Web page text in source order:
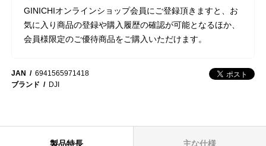
GINICHIオンラインショップ会員にご登録頂きますと、お
気に入り商品の登録や購入履歴の確認が可能となるほか、
会員様限定のご優待商品をご購入いただけます。
JAN
6941565971418
ブランド
DJI
製品特長 主な仕様